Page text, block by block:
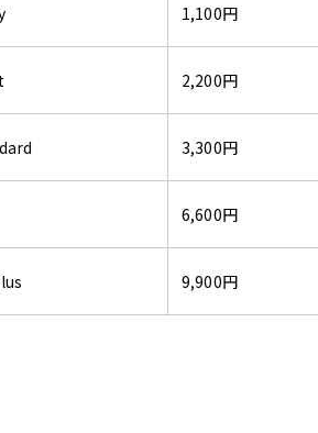
1,100円
2,200円
3,300円
6,600円
9,900円